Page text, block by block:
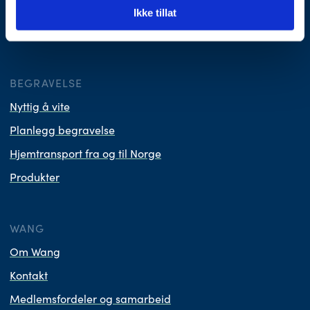
Ikke tillat
Vi er medlem i Virke Gravferd.
BEGRAVELSE
Nyttig å vite
Planlegg begravelse
Hjemtransport fra og til Norge
Produkter
WANG
Om Wang
Kontakt
Medlemsfordeler og samarbeid